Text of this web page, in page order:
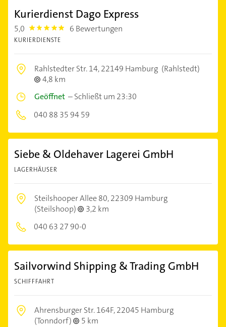
Kurierdienst Dago Express
5,0 5.0 6 Bewertungen
KURIERDIENSTE
Rahlstedter Str. 14,22149 Hamburg (Rahlstedt)
4,8 km
Geöffnet –Schließt um 23:30
040 88 35 94 59
Siebe & Oldehaver Lagerei GmbH
LAGERHÄUSER
Steilshooper Allee 80,22309 Hamburg
(Steilshoop)
3,2 km
040 63 27 90-0
Sailvorwind Shipping & Trading GmbH
SCHIFFFAHRT
Ahrensburger Str. 164F,22045 Hamburg
(Tonndorf)
5 km